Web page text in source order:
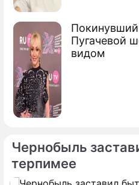
Пугачевой
видом
Чернобыль
терпимее